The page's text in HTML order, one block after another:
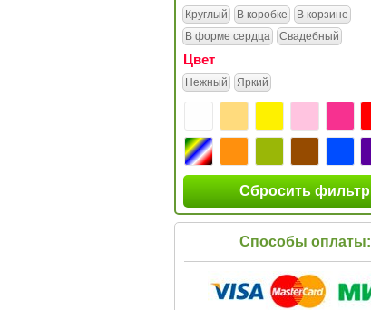
Круглый В коробке
В корзине
В форме сердца
Свадебный
Цвет
Нежный Яркий
Сбросить фильтр
Способы оплаты: